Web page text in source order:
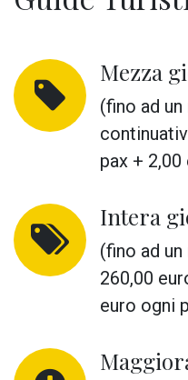
Mezza
(fino ad
pax +
Intera
(fino ad
260,00
euro ogni